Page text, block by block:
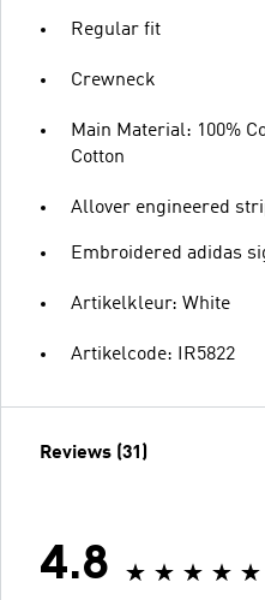
Regular fit
Crewneck
Main Material: 100%
Cotton
Allover engineered
Embroidered adidas
Artikelkleur: White
Artikelcode: IR5822
Reviews (31)
4.8